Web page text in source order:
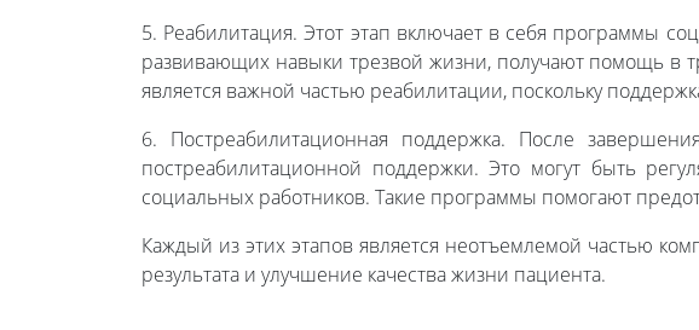
5. Реабилитация. Этот этап включает в себя программы
развивающих навыки трезвой жизни, получают помощь в
является важной частью реабилитации, поскольку
6. Постреабилитационная поддержка. После
постреабилитационной поддержки. Это могут быть
социальных работников. Такие программы помогают
Каждый из этих этапов является неотъемлемой частью
результата и улучшение качества жизни пациента.